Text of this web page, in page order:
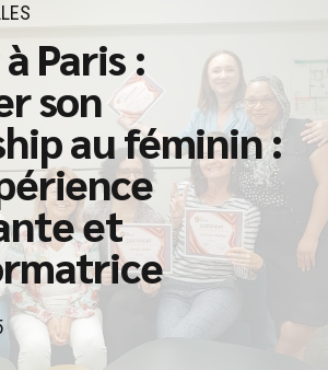
Paris :
son
au féminin :
et